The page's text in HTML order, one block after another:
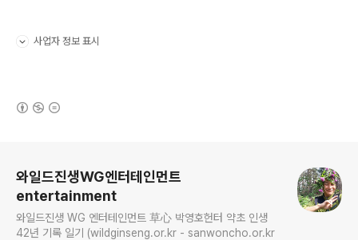
사업자 정보 표시
와일드진생WG엔터테인먼트
entertainment
와일드진생 WG 엔터테인먼트 草心 박영호헌터 약초 인생
42년 기록 일기 (wildginseng.or.kr - sanwoncho.or.kr